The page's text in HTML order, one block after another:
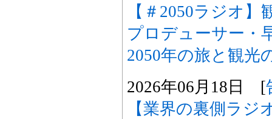
【＃2050ラジオ
プロデューサー・
2050年の旅と観光
2026年06月18日 [
【業界の裏側ラ